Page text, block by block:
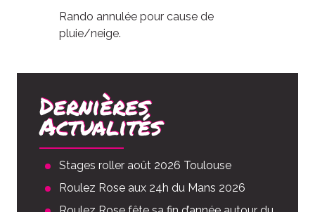
Rando annulée pour cause de
pluie/neige.
Dernières
Actualités
Stages roller août 2026 Toulouse
Roulez Rose aux 24h du Mans 2026